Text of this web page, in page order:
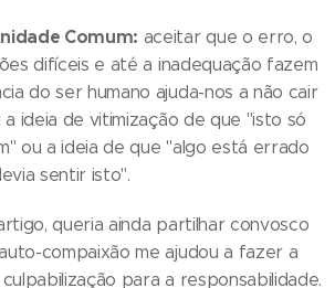
Comum: aceitar que o erro, o
difíceis e até a inadequação fazem
do ser humano ajuda-nos a não cair
ideia de vitimização de que "isto só
ou a ideia de que "algo está errado
sentir isto".
queria ainda partilhar convosco
compaixão me ajudou a fazer a
para a responsabilidade.